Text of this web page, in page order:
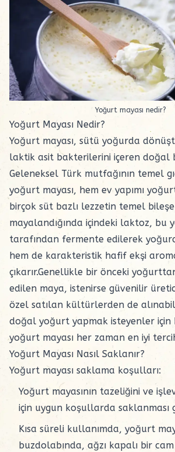
Yoğurt mayası nedir?
Yoğurt Mayası Nedir?
Yoğurt mayası, sütü yoğurda
laktik asit bakterilerini içeren doğal
Geleneksel Türk mutfağının temel
yoğurt mayası, hem ev yapımı
birçok süt bazlı lezzetin temel
mayalandığında içindeki laktoz, bu
tarafından fermente edilerek
hem de karakteristik hafif ekşi
çıkarır.Genellikle bir önceki
edilen maya, istenirse güvenilir
özel satılan kültürlerden de
doğal yoğurt yapmak isteyenler için
yoğurt mayası her zaman en iyi
Yoğurt Mayası Nasıl Saklanır?
Yoğurt mayası saklama koşulları:
Yoğurt mayasının tazeliğini ve
için uygun koşullarda saklanması
Kısa süreli kullanımda, yoğurt
buzdolabında, ağzı kapalı bir